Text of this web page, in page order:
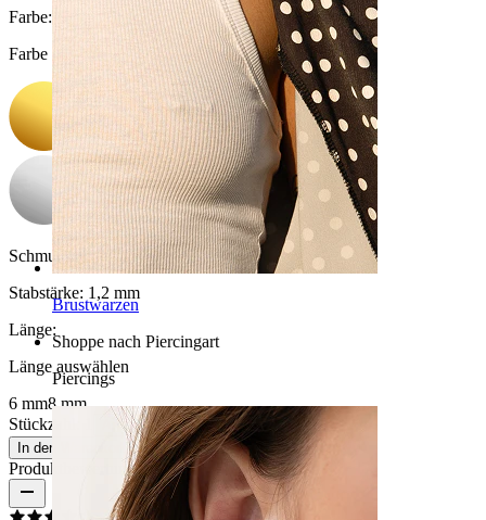
Brustwarzen
Shoppe nach Piercingart
Piercings
Farbe:
Farbe auswählen
Schmucksteinfarbe:Durchsichtig
Stabstärke: 1,2 mm
Länge:
Länge auswählen
6 mm8 mm
Stückzahl: 1
Ändern
In den Warenkorb
Produktbewertungen